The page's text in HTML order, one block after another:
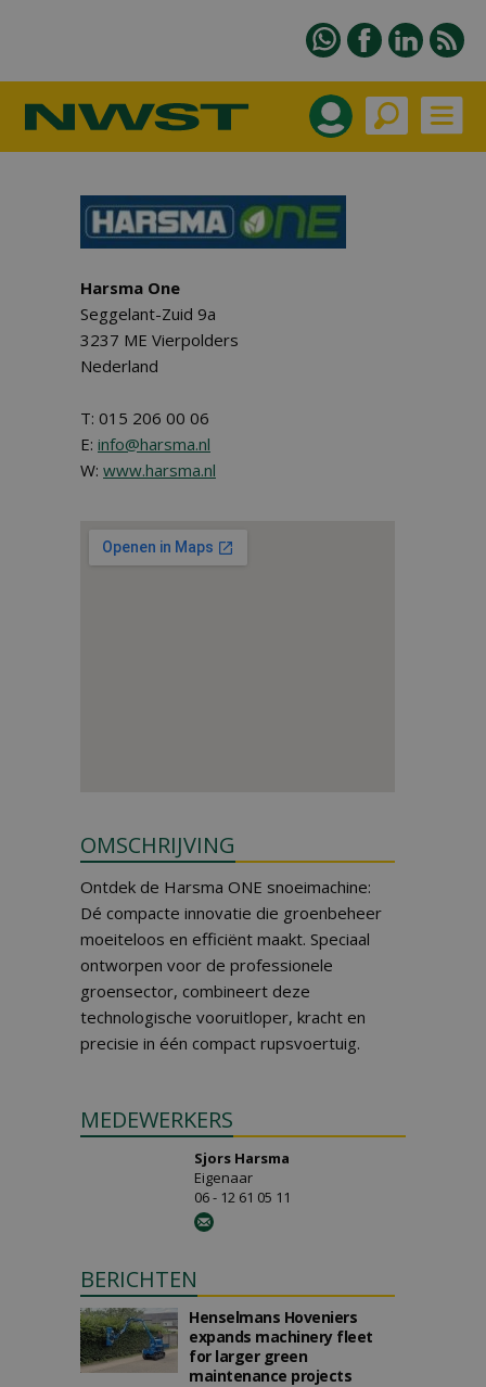
Harsma One
Seggelant-Zuid 9a
3237 ME Vierpolders
Nederland
T: 015 206 00 06
E: info@harsma.nl
W: www.harsma.nl
OMSCHRIJVING
Ontdek de Harsma ONE snoeimachine:
Dé compacte innovatie die groenbeheer
moeiteloos en efficiënt maakt. Speciaal
ontworpen voor de professionele
groensector, combineert deze
technologische vooruitloper, kracht en
precisie in één compact rupsvoertuig.
MEDEWERKERS
Sjors Harsma
Eigenaar
06 - 12 61 05 11
BERICHTEN
Henselmans Hoveniers
expands machinery fleet
for larger green
maintenance projects